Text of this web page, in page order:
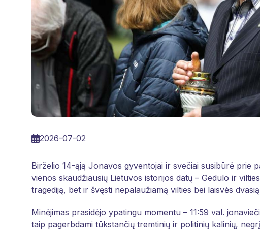
2026-07-02
Birželio 14-ąją Jonavos gyventojai ir svečiai susibūrė prie
vienos skaudžiausių Lietuvos istorijos datų – Gedulo ir
tragediją, bet ir švęsti nepalaužiamą vilties bei laisvės
Minėjimas prasidėjo ypatingu momentu – 11:59 val.
taip pagerbdami tūkstančių tremtinių ir politinių kalinių,